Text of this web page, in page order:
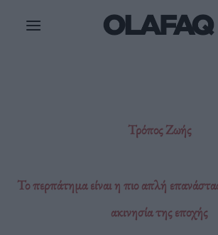
Τρόπος Ζωής
Το περπάτημα είναι η πιο απλή
ακινησία της εποχής